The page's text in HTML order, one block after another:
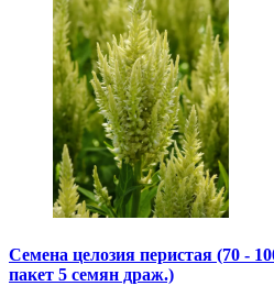
Семена целозия перистая (70 -
пакет 5 семян драж.)